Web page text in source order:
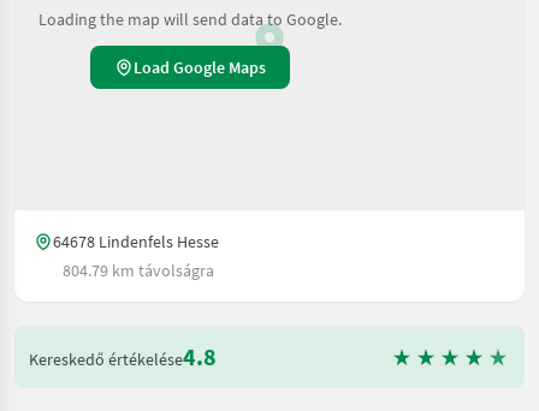
Loading the map will send data to Google.
Load Google Maps
64678 Lindenfels Hesse
804.79 km távolságra
Kereskedő értékelése4.8